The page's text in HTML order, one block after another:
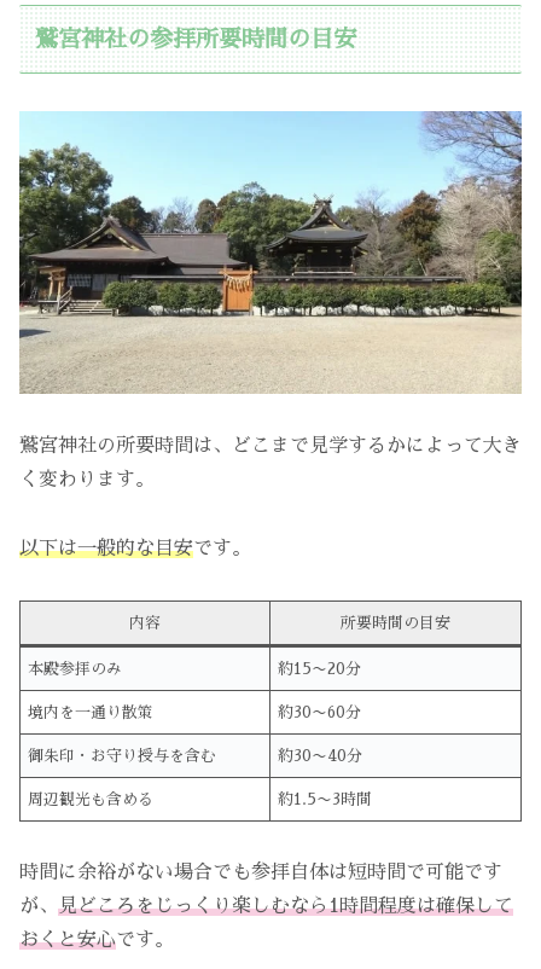
鷲宮神社の参拝所要時間の目安
鷲宮神社の所要時間は、どこまで見学するかによって大き
く変わります。
以下は一般的な目安です。
内容 所要時間の目安
本殿参拝のみ 約15〜20分
境内を一通り散策 約30〜60分
御朱印・お守り授与を含む 約30〜40分
周辺観光も含める 約1.5〜3時間
時間に余裕がない場合でも参拝自体は短時間で可能です
が、 見どころをじっくり楽しむなら1時間程度は確保して
おくと安心です。